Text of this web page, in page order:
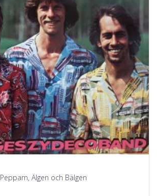
Pepparn, Älgen och Bälgen